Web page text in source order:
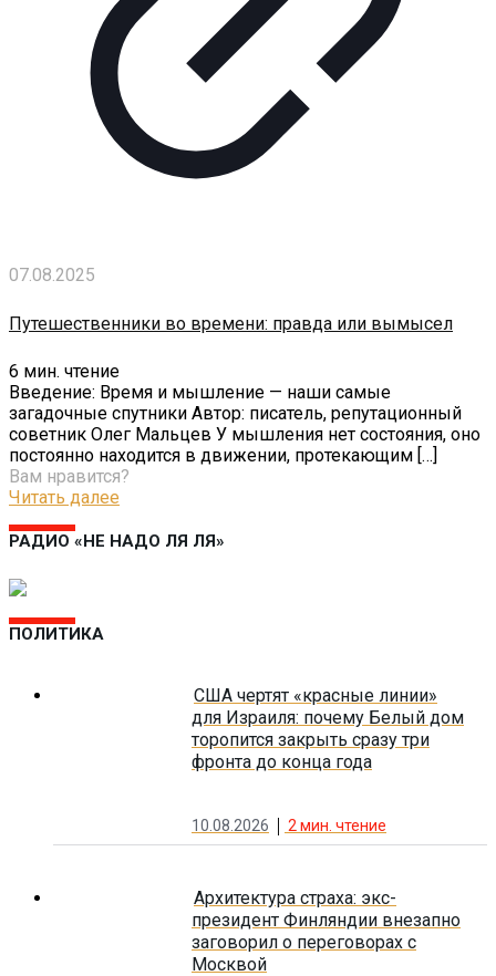
07.08.2025
Путешественники во времени: правда или вымысел
6 мин. чтение
Введение: Время и мышление — наши самые
загадочные спутники Автор: писатель, репутационный
советник Олег Мальцев У мышления нет состояния, оно
постоянно находится в движении, протекающим […]
Вам нравится?
Читать далее
РАДИО «НЕ НАДО ЛЯ ЛЯ»
ПОЛИТИКА
США чертят «красные линии»
для Израиля: почему Белый дом
торопится закрыть сразу три
фронта до конца года
10.08.2026 2мин. чтение
Архитектура страха: экс-
президент Финляндии внезапно
заговорил о переговорах с
Москвой